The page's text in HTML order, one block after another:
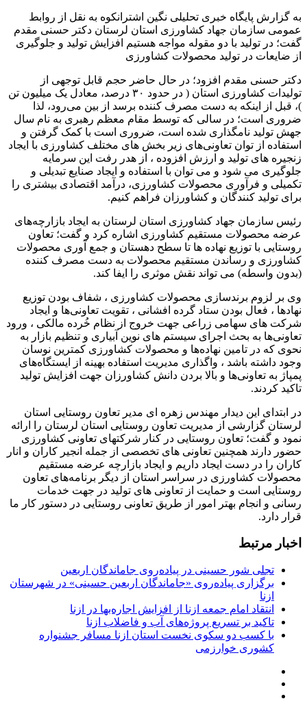
به گزارش پایگاه خبری تحلیلی نگین اشترانکوه به نقل از روابط
عمومی سازمان جهاد کشاورزی استان لرستان دکتر حسنی مقدم
گفت؛ در تولید با دو مقوله مواجه هستیم افزایش تولید و جلوگیری
از ضایعات در تولید محصولات کشاورزی
دکتر حسنی مقدم افزود؛ در حال حاضر حجم قابل توجهی از
تولیدات کشاورزی استان ( در حدود ۳۰ درصد، معادل یک میلیون تن
)، قبل از اینکه به دست مصرف کننده برسد از بین می‌رود، لذا
ضروری است؛ در سالی که توسط مقام معظم رهبری به نام سال
جهش تولید نامگذاری شده است، ضروری است با کمک گرفتن و
استفاده از توان تعاونی‌های زیر بخش های مختلف کشاورزی با ایجاد
زنجیره های تولید و ارزش افزوده ، از هدر رفت این سرمایه
جلوگیری می شود و می توان با استفاده و ایجاد صنایع تبدیلی و
تکمیلی و فرآوری محصولات کشاورزی، درآمد اقتصادی بیشتری را
برای تولید کنندگان و کشاورزان فراهم کنیم.
رئیس سازمان جهاد کشاورزی استان لرستان به ایجاد بازارچه‌های
عرضه محصولات مستقیم کشاورزی اشاره کرد و گفت؛ تعاون
روستایی با توزیع نهاده ها تا سطح دهستان و جمع آوری محصولات
کشاورزی و رساندن مستقیم محصولات به دست مصرف کننده
(بدون واسطه) می تواند نقش موثری را ایفا کند.
وی بر لزوم برندسازی محصولات کشاورزی ، شفاف بودن توزیع
نهادها ، فعال بودن ستاد گرده افشانی ، تقویت تعاونی‌ها و ایجاد
شرکت های سهامی زراعی جهت خروج از نظام خُرده مالکی ، ورود
تعاونی‌ها به بحث اجرای سیستم های نوین آبیاری و تنظیم بازار به
نحوی که در تامین نهاده‌ها و محصولات کشاورزی کمترین نوسان
وجود داشته باشد ، واگذاری مدیریت استفاده بهینه از ایستگاه‌های
پمپاژ به تعاونی‌ها و بالا بردن دانش کشاورزان جهت افزایش تولید
تاکید کردند.
در ابتدای این دیدار مهندس زهره ای مدیر تعاون روستایی استان
لرستان گزارشی از مدیریت تعاون روستایی استان لرستان را ارائه
نمود و گفت؛ تعاون روستایی در کنار شرکتهای تعاونی کشاورزی
حضور دارند همچنین تعاونی های تخصصی از جمله انجیر کاران و انار
کاران را در دست ایجاد داریم و ایجاد بازارچه عرضه مستقیم
محصولات کشاورزی در سراسر استان از دیگر برنامه‌های تعاون
روستایی است و حمایت از تعاونی های تولید در جهت خدمات
رسانی و انجام بهتر امور از طریق تعاونی روستایی در دستور کار ما
قرار دارد.
اخبار مرتبط
تجلی شور حسینی در پیاده‌روی جاماندگان اربعین
برگزاری پیاده‌روی «جاماندگان اربعین حسینی» در شهرستان
ازنا
انتقاد امام جمعه ازنا از افزایش اجاره‌بها در ازنا
تاکید بر تسریع پروژه‌های آب و فاضلاب ازنا
با کسب دو سکوی نخست استان ازنا مسافر جشنواره
کشوری خوارزمی